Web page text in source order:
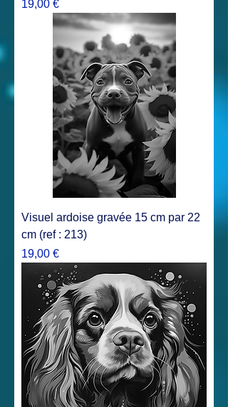
Prix
19,00 €
Visuel ardoise gravée 15 cm par 22
cm (ref : 213)
Prix
19,00 €